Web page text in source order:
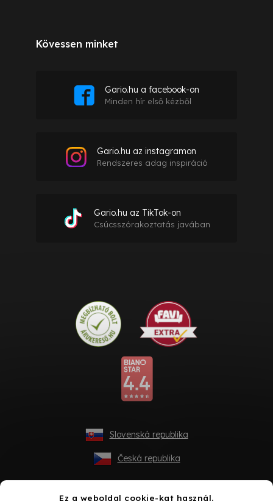
Ez a weboldal cookie-kat használ.
Kövessen minket
Gario.hu a facebook-on
Minden hír első kézből
Gario.hu az instagramon
Rendszeres adag inspiráció
Gario.hu az TikTok-on
Csúcsszórakoztatás javában
Slovenská republika
Česká republika